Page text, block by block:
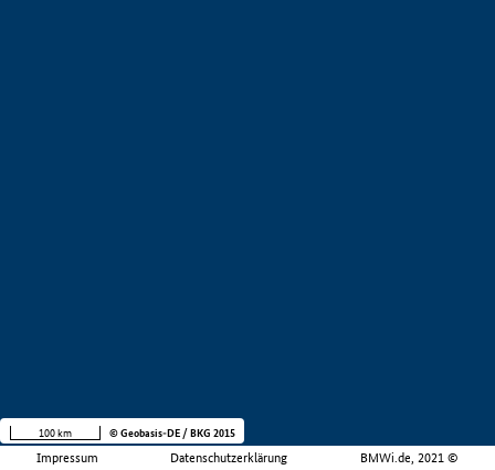
Impressum Datenschutzerklärung BMWi.de, 2021 ©
100 km © Geobasis-DE / BKG 2015